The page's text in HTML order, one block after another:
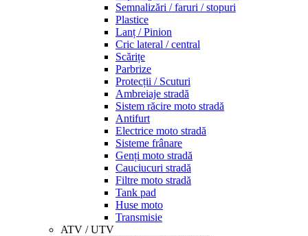
Semnalizări / faruri / stopuri
Plastice
Lanț / Pinion
Cric lateral / central
Scărițe
Parbrize
Protecții / Scuturi
Ambreiaje stradă
Sistem răcire moto stradă
Antifurt
Electrice moto stradă
Sisteme frânare
Genți moto stradă
Cauciucuri stradă
Filtre moto stradă
Tank pad
Huse moto
Transmisie
ATV / UTV